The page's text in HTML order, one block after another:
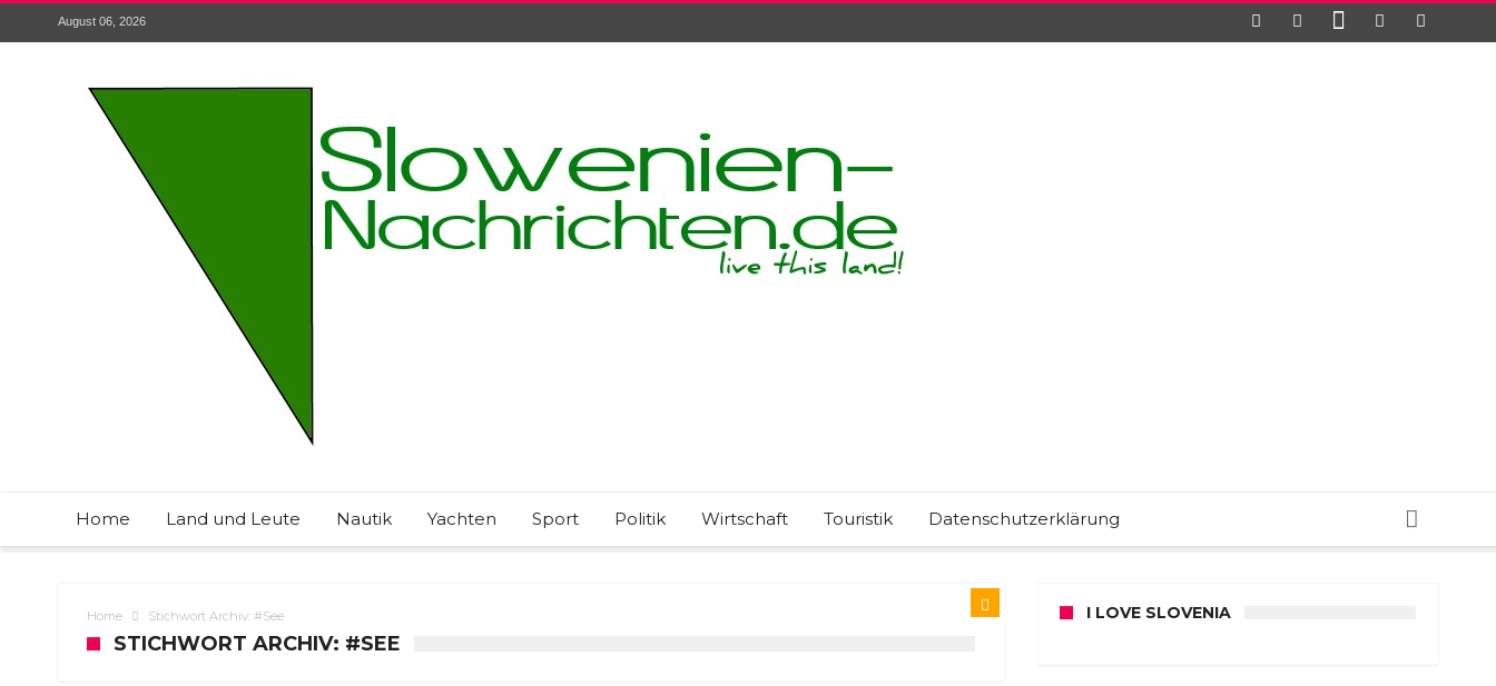
August 06, 2026
Home Land und Leute Nautik Yachten Sport Politik Wirtschaft Touristik Datenschutzerklärung
Home Stichwort Archiv: #See
STICHWORT ARCHIV: #SEE
I LOVE SLOVENIA